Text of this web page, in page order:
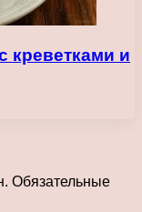
креветками и
Обязательные